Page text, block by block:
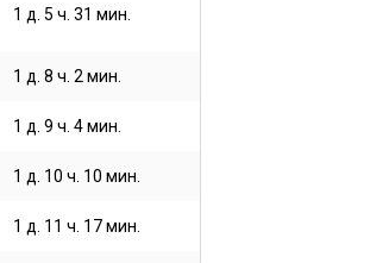
1 д. 5 ч. 31 мин.
1 д. 8 ч. 2 мин.
1 д. 9 ч. 4 мин.
1 д. 10 ч. 10 мин.
1 д. 11 ч. 17 мин.